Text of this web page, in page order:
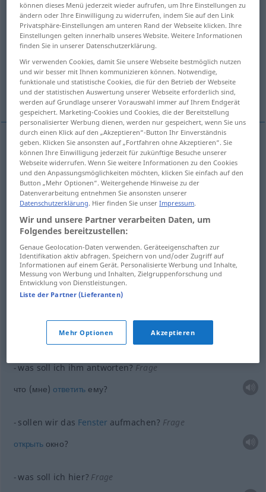
Übersicht aller Übersetzungen
(Für mehr Details die Übersetzung anklicken/antippen)
должен, -на, -ны следует пусть
говорят, что Weitere Beispiele...
должен, -на, -ны sollenmüssen
Beispiele
ich soll Grüße von Nina ausrichtenden Auftrag haben
мне порученопередать приветот Нины
следует sollen Empfehlung
was soll ich ihm antworten? Frage
что (мне) ответить ему?
sollen wir das Fensteraufmachen? Frage
открытьокно?
was soll ich hier? Frage
können dieses Menü jederzeit wieder aufrufen, um Ihre Einstellungen zu
ändern oder Ihre Einwilligung zu widerrufen, indem Sie auf den Link
Privatsphäre-Einstellungen am unteren Rand der Webseite klicken. Ihre
Einstellungen gelten innerhalb unseres Website. Weitere Informationen
finden Sie in unserer Datenschutzerklärung.
Wir verwenden Cookies, damit Sie unsere Webseite bestmöglich nutzen
und wir besser mit Ihnen kommunizieren können. Notwendige,
funktionale und statistische Cookies, die für den Betrieb der Webseite
und der statistischen Auswertung unserer Webseite erforderlich sind,
werden auf Grundlage unserer Vorauswahl immer auf Ihrem Endgerät
gespeichert. Marketing-Cookies und Cookies, die der Bereitstellung
personalisierter Werbung dienen, werden nur gespeichert, wenn Sie uns
durch einen Klick auf den „Akzeptieren“-Button Ihr Einverständnis
geben. Klicken Sie ansonsten auf „Fortfahren ohne Akzeptieren“. Sie
können Ihre Einwilligung jederzeit für zukünftige Besuche unserer
Webseite widerrufen. Wenn Sie weitere Informationen zu den Cookies
und den Anpassungsmöglichkeiten möchten, klicken Sie einfach auf den
Button „Mehr Optionen“. Weitergehende Hinweise zu der
Datenverarbeitung entnehmen Sie ansonsten unserer
Datenschutzerklärung. Hier finden Sie unserImpressum.
Wir und unsere Partner verarbeiten Daten, um
Folgendes bereitzustellen:
Genaue Geolocation-Daten verwenden. Geräteeigenschaften zur
Identifikation aktiv abfragen. Speichern von und/oder Zugriff auf
Informationen auf einem Gerät. Personalisierte Werbung und Inhalte,
Messung von Werbung und Inhalten, Zielgruppenforschung und
Entwicklung von Dienstleistungen.
Liste der Partner (Lieferanten)
Mehr Optionen Akzeptieren